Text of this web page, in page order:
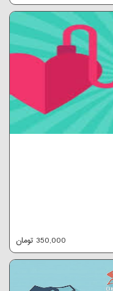
350,000 تومان